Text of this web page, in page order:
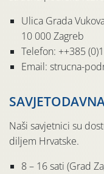
Ulica Grada
10 000 Zagreb
Telefon: ++385
Email: strucna-
Naši savjetnici su
diljem Hrvatske.
8 – 16 sati (Grad